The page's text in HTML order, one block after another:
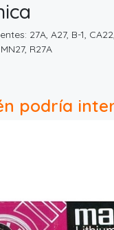
27A, A27, B-1,
R27A
podría